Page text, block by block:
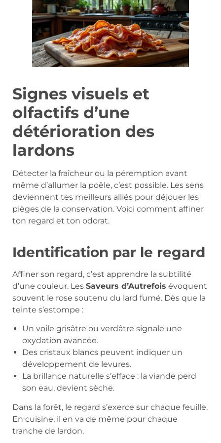
Signes visuels et
olfactifs d’une
détérioration des
lardons
Détecter la fraîcheur ou la péremption avant
même d’allumer la poêle, c’est possible. Les sens
deviennent tes meilleurs alliés pour déjouer les
pièges de la conservation. Voici comment affiner
ton regard et ton odorat.
Identification par le regard
Affiner son regard, c’est apprendre la subtilité
d’une couleur. Les Saveurs d’Autrefois évoquent
souvent le rose soutenu du lard fumé. Dès que la
teinte s’estompe :
Un voile grisâtre ou verdâtre signale une
oxydation avancée.
Des cristaux blancs peuvent indiquer un
développement de levures.
La brillance naturelle s’efface : la viande perd
son eau, devient sèche.
Dans la forêt, le regard s’exerce sur chaque feuille.
En cuisine, il en va de même pour chaque
tranche de lardon.